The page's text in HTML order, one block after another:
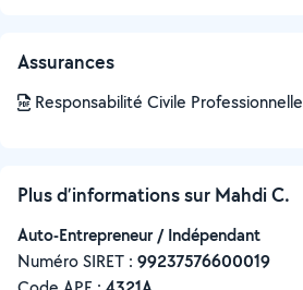
Assurances
Responsabilité Civile Professionnelle
Plus d’informations sur Mahdi C.
Auto-Entrepreneur / Indépendant
Numéro SIRET : ‍99237576600019